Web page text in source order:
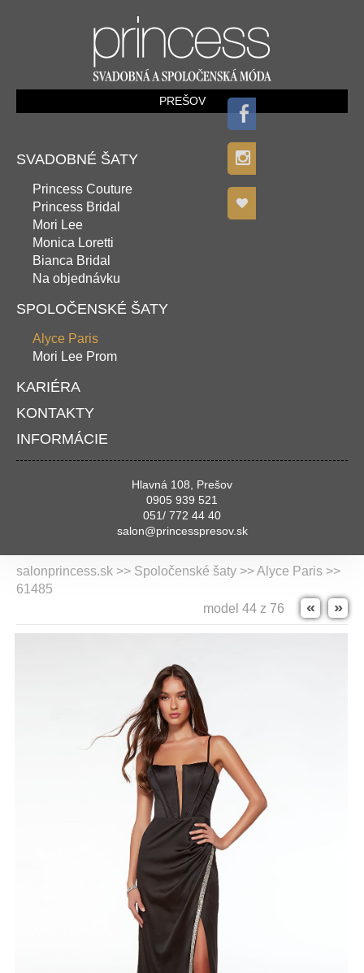
PREŠOV
SVADOBNÉ ŠATY
Princess Couture
Princess Bridal
Mori Lee
Monica Loretti
Bianca Bridal
Na objednávku
SPOLOČENSKÉ ŠATY
Alyce Paris
Mori Lee Prom
KARIÉRA
KONTAKTY
INFORMÁCIE
Hlavná 108, Prešov
0905 939 521
051/ 772 44 40
salon@princesspresov.sk
salonprincess.sk >> Spoločenské šaty >>Alyce Paris >>
61485
»
«
model 44 z 76